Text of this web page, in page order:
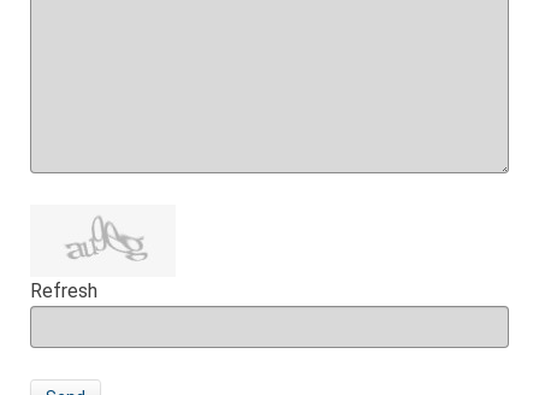
Refresh